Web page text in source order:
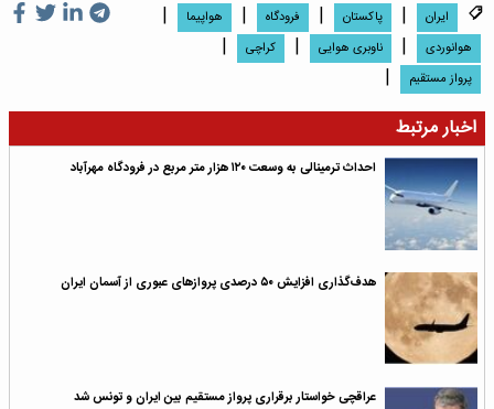
ایران | پاکستان | فرودگاه | هواپیما |
هوانوردی | ناوبری هوایی | کراچی |
پرواز مستقیم
|
اخبار مرتبط
احداث ترمینالی به وسعت ۱۲۰ هزار متر مربع در فرودگاه مهرآباد
هدف‌گذاری افزایش ۵۰ درصدی پروازهای عبوری از آسمان ایران
عراقچی خواستار برقراری پرواز مستقیم بین ایران و تونس شد